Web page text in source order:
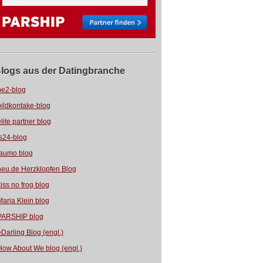
aus der Datingbranche
blog
blog
partner blog
blog
blog
Herzklopfen Blog
no frog blog
Klein blog
blog
Blog (engl.)
About We blog (engl.)